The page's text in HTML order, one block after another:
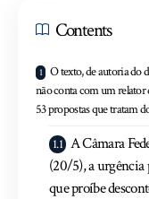
Contents
O texto, de autoria do
não conta com um relator
53 propostas que tratam
A Câmara
(20/5), a urgência
que proíbe